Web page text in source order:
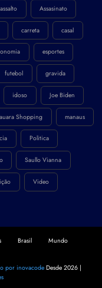
assalto Assasinato
carreta casal
esportes
futebol gravida
idoso Joe Biden
Shopping manaus
Politica
Saullo Vianna
Video
Brasil
Mundo
por inovacode Desde 2026 |